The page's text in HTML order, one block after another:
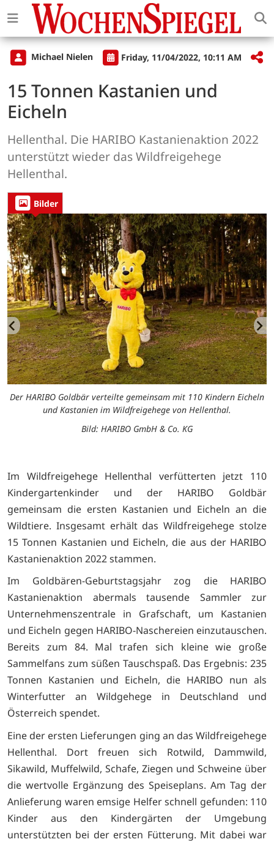
Michael Nielen Friday, 11/04/2022, 10:11 AM
15 Tonnen Kastanien und
Eicheln
Hellenthal. Die HARIBO Kastanienaktion 2022
unterstützt wieder das Wildfreigehege
Hellenthal.
Bilder
Der HARIBO Goldbär verteilte gemeinsam mit 110 Kindern Eicheln
und Kastanien im Wildfreigehege von Hellenthal.
Bild: HARIBO GmbH & Co. KG
Im Wildfreigehege Hellenthal verfütterten jetzt 110
Kindergartenkinder und der HARIBO Goldbär
gemeinsam die ersten Kastanien und Eicheln an die
Wildtiere. Insgesamt erhält das Wildfreigehege stolze
15 Tonnen Kastanien und Eicheln, die aus der HARIBO
Kastanienaktion 2022 stammen.
Im Goldbären-Geburtstagsjahr zog die HARIBO
Kastanienaktion abermals tausende Sammler zur
Unternehmenszentrale in Grafschaft, um Kastanien
und Eicheln gegen HARIBO-Naschereien einzutauschen.
Bereits zum 84. Mal trafen sich kleine wie große
Sammelfans zum süßen Tauschspaß. Das Ergebnis: 235
Tonnen Kastanien und Eicheln, die HARIBO nun als
Winterfutter an Wildgehege in Deutschland und
Österreich spendet.
Eine der ersten Lieferungen ging an das Wildfreigehege
Hellenthal. Dort freuen sich Rotwild, Dammwild,
Sikawild, Muffelwild, Schafe, Ziegen und Schweine über
die wertvolle Ergänzung des Speiseplans. Am Tag der
Anlieferung waren emsige Helfer schnell gefunden: 110
Kinder aus den Kindergärten der Umgebung
unterstützten bei der ersten Fütterung. Mit dabei war